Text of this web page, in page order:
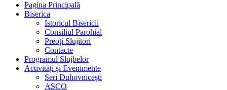
Pagina Principală
Biserica
Istoricul Bisericii
Consiliul Parohial
Preoți Slujitori
Contacte
Programul Slujbelor
Activități și Evenimente
Seri Duhovnicești
ASCO